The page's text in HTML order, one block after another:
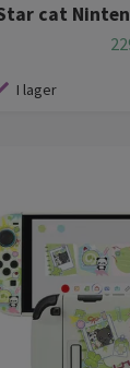
cat
I lager